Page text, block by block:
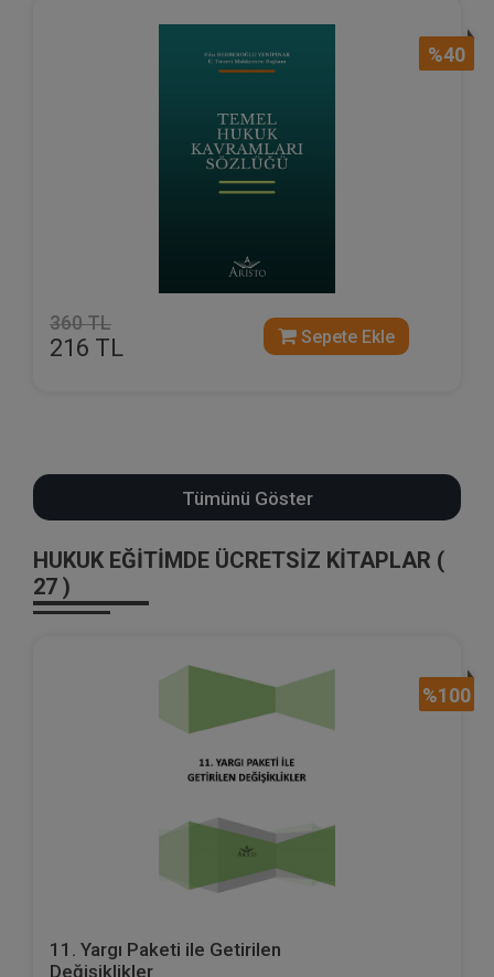
%40
360 TL
216 TL Sepete Ekle
Tümünü Göster
HUKUK EĞİTİMDE ÜCRETSİZ KİTAPLAR (
27 )
%100
11. Yargı Paketi ile Getirilen
Değişiklikler